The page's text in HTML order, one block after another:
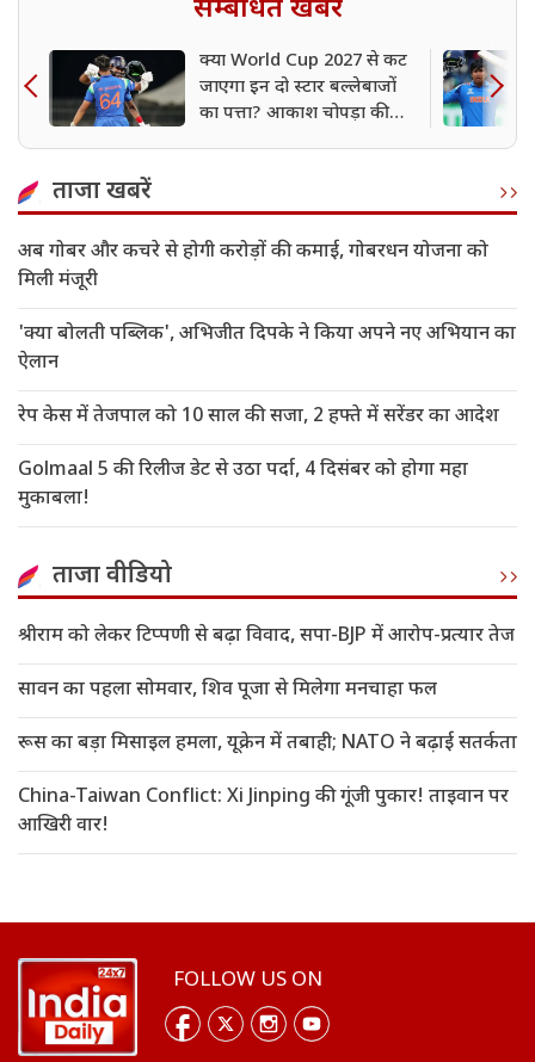
सम्बंधित खबर
क्या World Cup 2027 से कट
जाएगा इन दो स्टार बल्लेबाजों
का पत्ता? आकाश चोपड़ा की
ताजा खबरें
अब गोबर और कचरे से होगी करोड़ों की कमाई, गोबरधन योजना को
मिली मंजूरी
'क्या बोलती पब्लिक', अभिजीत दिपके ने किया अपने नए अभियान का
ऐलान
रेप केस में तेजपाल को 10 साल की सजा, 2 हफ्ते में सरेंडर का आदेश
Golmaal 5 की रिलीज डेट से उठा पर्दा, 4 दिसंबर को होगा महा
मुकाबला!
ताजा वीडियो
श्रीराम को लेकर टिप्पणी से बढ़ा विवाद, सपा-BJP में आरोप-प्रत्यार तेज
सावन का पहला सोमवार, शिव पूजा से मिलेगा मनचाहा फल
रूस का बड़ा मिसाइल हमला, यूक्रेन में तबाही; NATO ने बढ़ाई सतर्कता
China-Taiwan Conflict: Xi Jinping की गूंजी पुकार! ताइवान पर
आखिरी वार!
FOLLOW US ON